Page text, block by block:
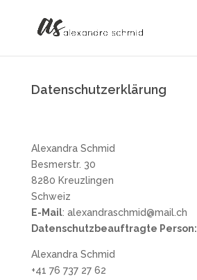
Datenschutzerklärung
Alexandra Schmid
Besmerstr. 30
8280 Kreuzlingen
Schweiz
E-Mail: alexandraschmid@mail.ch
Datenschutzbeauftragte Person:
Alexandra Schmid
+41 76 737 27 62